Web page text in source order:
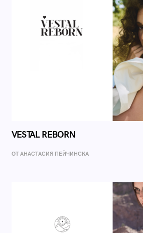
VESTAL REBORN
ОТ AНАСТАСИЯ ПЕЙЧИНСКА